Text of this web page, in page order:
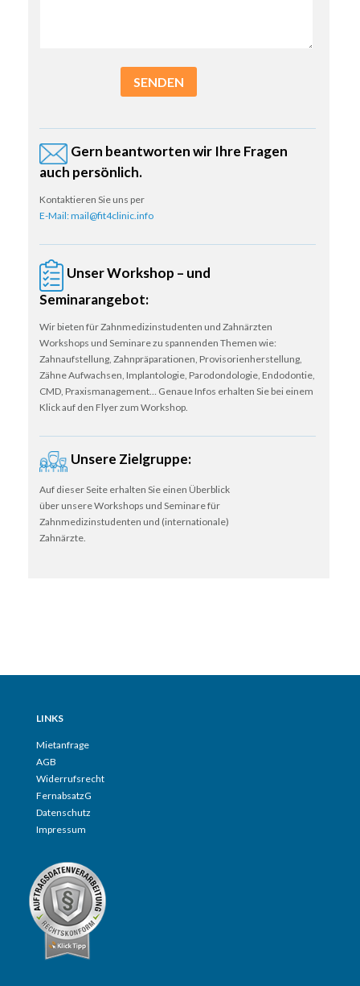
SENDEN
Gern beantworten wir Ihre Fragen
auch persönlich.
Kontaktieren Sie uns per
E-Mail: mail@fit4clinic.info
Unser Workshop – und
Seminarangebot:
Wir bieten für Zahnmedizinstudenten und Zahnärzten
Workshops und Seminare zu spannenden Themen wie:
Zahnaufstellung, Zahnpräparationen, Provisorienherstellung,
Zähne Aufwachsen, Implantologie, Parodondologie, Endodontie,
CMD, Praxismanagement… Genaue Infos erhalten Sie bei einem
Klick auf den Flyer zum Workshop.
Unsere Zielgruppe:
Auf dieser Seite erhalten Sie einen Überblick
über unsere Workshops und Seminare für
Zahnmedizinstudenten und (internationale)
Zahnärzte.
LINKS
Mietanfrage
AGB
Widerrufsrecht
FernabsatzG
Datenschutz
Impressum